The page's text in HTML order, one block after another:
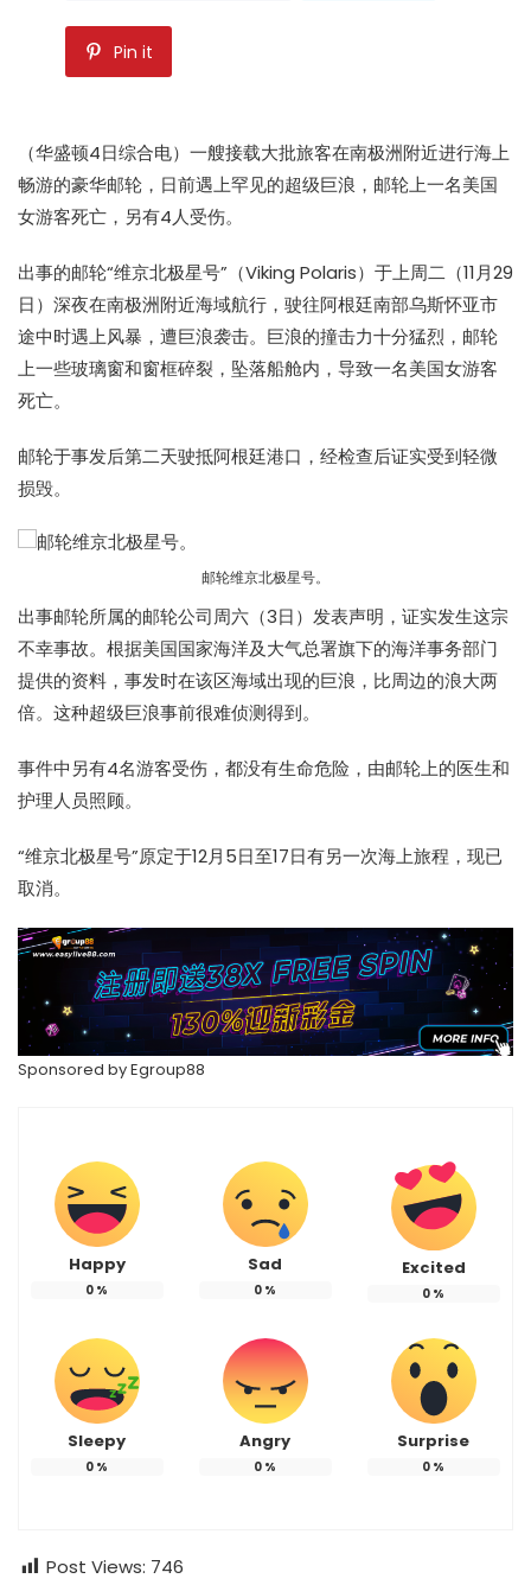
Pin it
（华盛顿4日综合电）一艘接载大批旅客在南极洲附近进行海上
畅游的豪华邮轮 ，日前遇上罕见的超级巨浪 ， 邮轮上一名美国
女游客死亡，另有4人受伤。
出事的邮轮“维京北极星号”（Viking Polaris）于上周二（11月29
日）深夜在南极洲附近海域航行，驶往阿根廷南部乌斯怀亚市
途中时遇上风暴，遭巨浪袭击。 巨浪的撞击力十分猛烈， 邮轮
上一些玻璃窗和窗框碎裂，坠落船舱内，导致一名美国女游客
死亡。
邮轮于事发后第二天驶抵阿根廷港口，经检查后证实受到轻微
损毁。
邮轮维京北极星号。
出事邮轮所属的邮轮公司周六（3日）发表声明，证实发生这宗
不幸事故。根据美国国家海洋及大气总署旗下的海洋事务部门
提供的资料，事发时在该区海域出现的巨浪 ，比周边的浪大两
倍。这种超级巨浪事前很难侦测得到。
事件中另有4名游客受伤，都没有生命危险，由邮轮上的医生和
护理人员照顾。
“维京北极星号”原定于12月5日至17日有另一次海上旅程，现已
取消。
Sponsored byEgroup88
Happy
0 %
Sad
0 %
Excited
0 %
Sleepy
0 %
Angry
0 %
Surprise
0 %
Post Views: 746